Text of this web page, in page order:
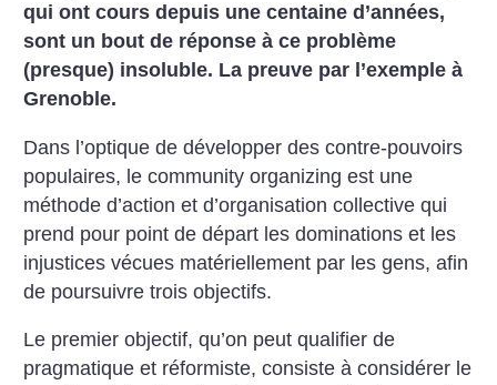
qui ont cours depuis une centaine d’années,
sont un bout de réponse à ce problème
(presque) insoluble. La preuve par l’exemple à
Grenoble.
Dans l’optique de développer des contre-pouvoirs
populaires, le community organizing est une
méthode d’action et d’organisation collective qui
prend pour point de départ les dominations et les
injustices vécues matériellement par les gens, afin
de poursuivre trois objectifs.
Le premier objectif, qu’on peut qualifier de
pragmatique et réformiste, consiste à considérer le